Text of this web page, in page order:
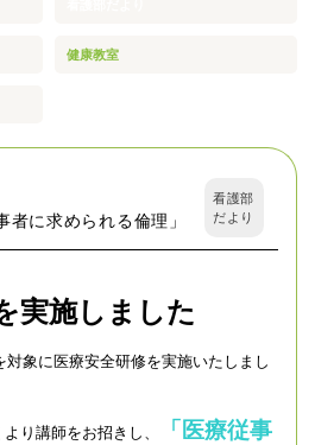
健康教室
に求められる倫理」
看護部
だより
実施しました
象に医療安全研修を実施いたしまし
り講師をお招きし、
「医療従事